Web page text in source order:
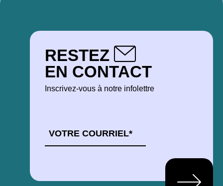
RESTEZ
EN CONTACT
Inscrivez-vous à notre infolettre
*